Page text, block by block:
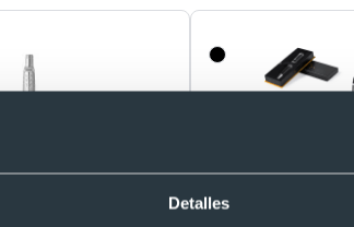
Detalles